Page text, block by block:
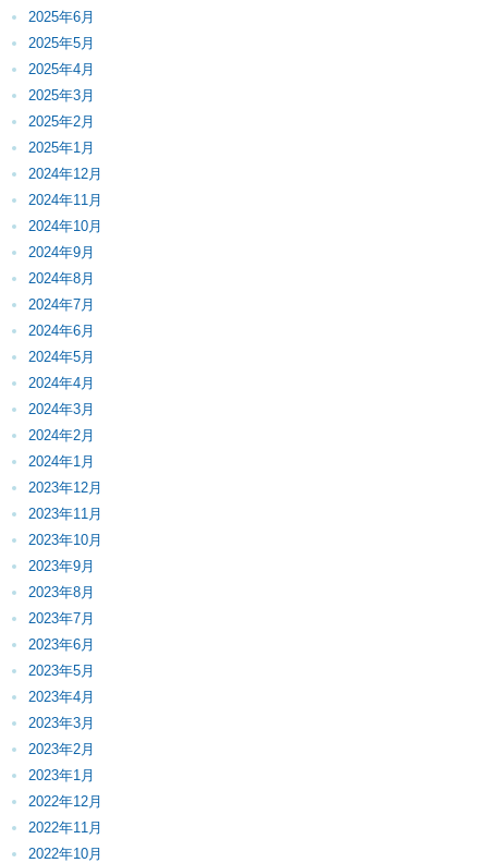
2025年6月
2025年5月
2025年4月
2025年3月
2025年2月
2025年1月
2024年12月
2024年11月
2024年10月
2024年9月
2024年8月
2024年7月
2024年6月
2024年5月
2024年4月
2024年3月
2024年2月
2024年1月
2023年12月
2023年11月
2023年10月
2023年9月
2023年8月
2023年7月
2023年6月
2023年5月
2023年4月
2023年3月
2023年2月
2023年1月
2022年12月
2022年11月
2022年10月